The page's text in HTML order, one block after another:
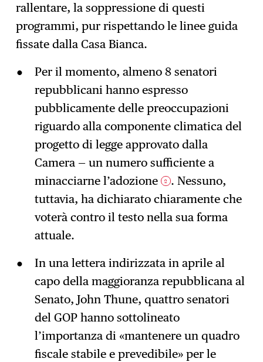
rallentare, la soppressione di questi
programmi, pur rispettando le linee guida
fissate dalla Casa Bianca.
Per il momento, almeno 8 senatori
repubblicani hanno espresso
pubblicamente delle preoccupazioni
riguardo alla componente climatica del
progetto di legge approvato dalla
Camera — un numero sufficiente a
minacciarne l’adozione
2 . Nessuno,
tuttavia, ha dichiarato chiaramente che
voterà contro il testo nella sua forma
attuale.
In una lettera indirizzata in aprile al
capo della maggioranza repubblicana al
Senato, John Thune, quattro senatori
del GOP hanno sottolineato
l’importanza di «mantenere un quadro
fiscale stabile e prevedibile» per le